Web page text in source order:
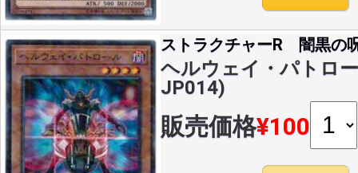
ストラクチャーR 闇黒の
ヘルウェイ・パトロ
JP014)
販売価格¥100